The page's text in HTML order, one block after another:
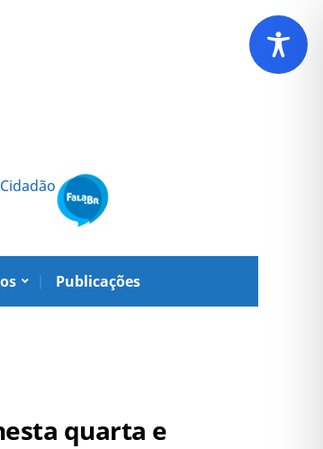
Publicações
quarta e